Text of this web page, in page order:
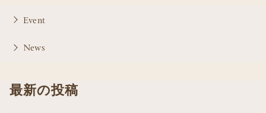
Event
News
最新の投稿